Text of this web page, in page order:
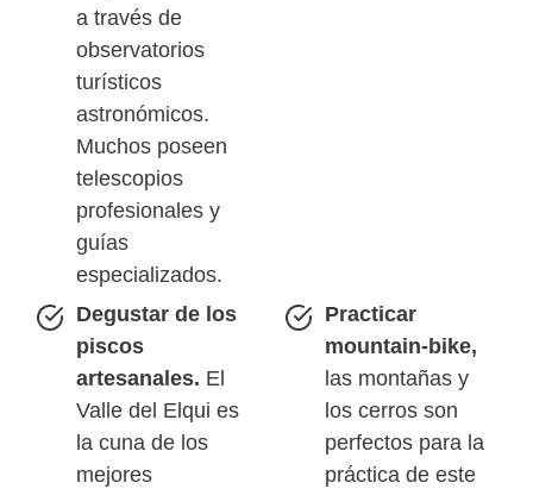
a través de
observatorios
turísticos
astronómicos.
Muchos poseen
telescopios
profesionales y
guías
especializados.
Degustar de los
piscos
artesanales. El
Valle del Elqui es
la cuna de los
mejores
Practicar
mountain-bike,
las montañas y
los cerros son
perfectos para la
práctica de este